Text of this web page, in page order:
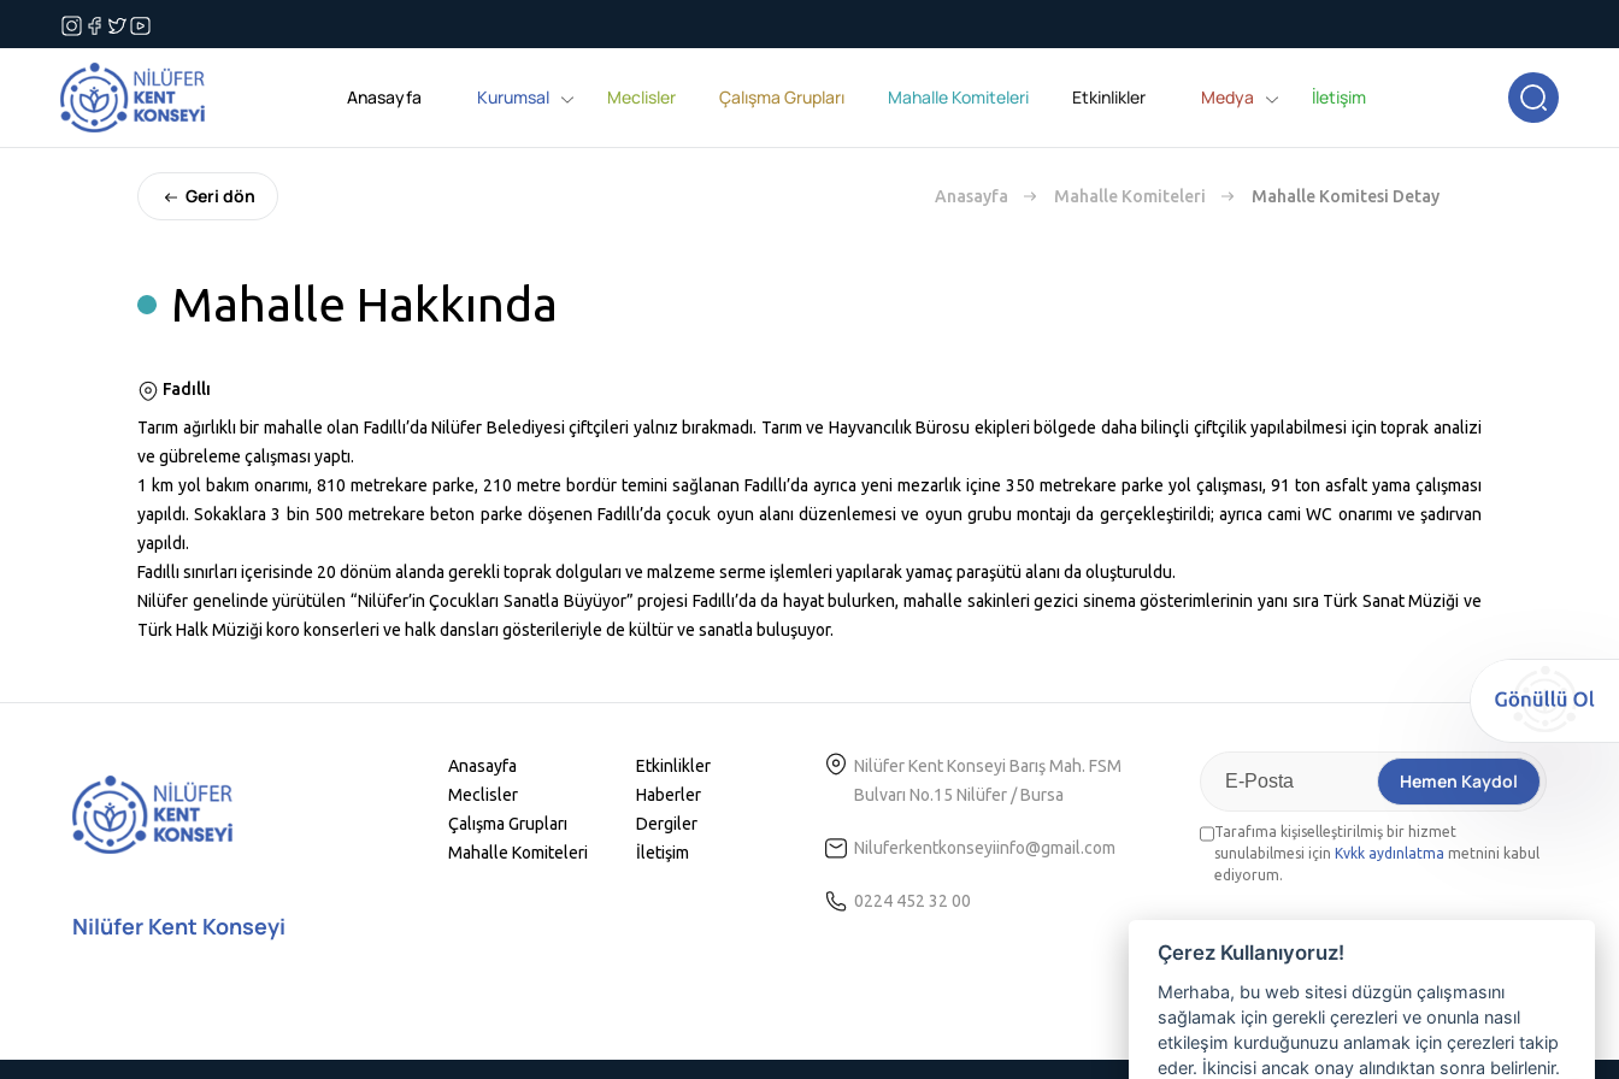
Anasayfa Kurumsal Meclisler Çalışma Grupları Mahalle Komiteleri Etkinlikler Medya İletişim
Geri dön Anasayfa Mahalle Komiteleri Mahalle Komitesi Detay
Mahalle Hakkında
Fadıllı
Tarım ağırlıklı bir mahalle olan Fadıllı’da Nilüfer Belediyesi çiftçileri yalnız bırakmadı. Tarım ve Hayvancılık Bürosu ekipleri bölgede daha bilinçli çiftçilik yapılabilmesi için toprak analizi
ve gübreleme çalışması yaptı.
1 km yol bakım onarımı, 810 metrekare parke, 210 metre bordür temini sağlanan Fadıllı’da ayrıca yeni mezarlık içine 350 metrekare parke yol çalışması, 91 ton asfalt yama çalışması
yapıldı. Sokaklara 3 bin 500 metrekare beton parke döşenen Fadıllı’da çocuk oyun alanı düzenlemesi ve oyun grubu montajı da gerçekleştirildi; ayrıca cami WC onarımı ve şadırvan
yapıldı.
Fadıllı sınırları içerisinde 20 dönüm alanda gerekli toprak dolguları ve malzeme serme işlemleri yapılarak yamaç paraşütü alanı da oluşturuldu.
Nilüfer genelinde yürütülen “Nilüfer’in Çocukları Sanatla Büyüyor” projesi Fadıllı’da da hayat bulurken, mahalle sakinleri gezici sinema gösterimlerinin yanı sıra Türk Sanat Müziği ve
Türk Halk Müziği koro konserleri ve halk dansları gösterileriyle de kültür ve sanatla buluşuyor.
Nilüfer Kent Konseyi
Anasayfa
Meclisler
Çalışma Grupları
Mahalle Komiteleri
Etkinlikler
Haberler
Dergiler
İletişim
Nilüfer Kent Konseyi Barış Mah. FSM
Bulvarı No.15 Nilüfer / Bursa
Niluferkentkonseyiinfo@gmail.com
0224 452 32 00
Hemen Kaydol
Tarafıma kişiselleştirilmiş bir hizmet
sunulabilmesi içinKvkk aydınlatmametnini kabul
ediyorum.
etkinliklerimizden haberdar olmak ve üyemiz
olmak isterseniz lütfen e-posta adresinizi
yazınız
Çerez Kullanıyoruz!
Merhaba, bu web sitesi düzgün çalışmasını
sağlamak için gerekli çerezleri ve onunla nasıl
etkileşim kurduğunuzu anlamak için çerezleri takip
eder. İkincisi ancak onay alındıktan sonra belirlenir.